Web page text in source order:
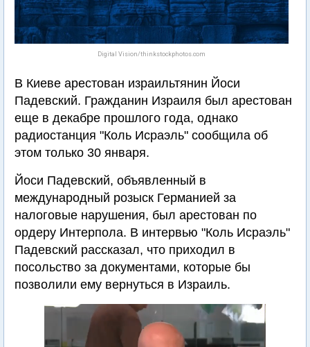
Digital Vision/thinkstockphotos.com
В Киеве арестован израильтянин Йоси
Падевский. Гражданин Израиля был арестован
еще в декабре прошлого года, однако
радиостанция "Коль Исраэль" сообщила об
этом только 30 января.
Йоси Падевский, объявленный в
международный розыск Германией за
налоговые нарушения, был арестован по
ордеру Интерпола. В интервью "Коль Исраэль"
Падевский рассказал, что приходил в
посольство за документами, которые бы
позволили ему вернуться в Израиль.